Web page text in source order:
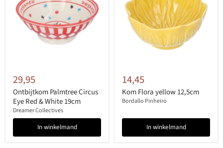
29,95
Ontbijtkom Palmtree Circus
Eye Red & White 19cm
Dreamer Collectives
In winkelmand
14,45
Kom Flora yellow 12,5cm
Bordallo Pinheiro
In winkelmand